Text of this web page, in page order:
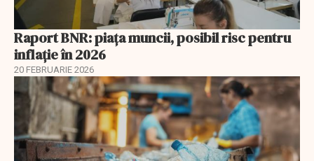
Raport BNR: piața muncii, posibil risc pentru
inflație în 2026
20 FEBRUARIE 2026